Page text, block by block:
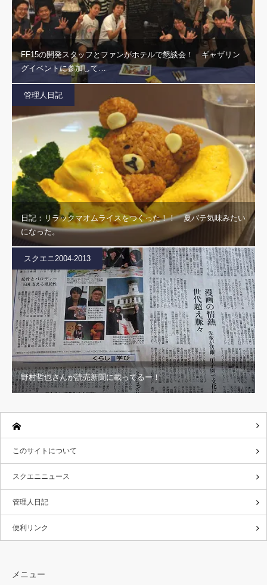
FF15の開発スタッフとファンがホテルで懇談会！ ギャザリン
グイベントに参加して…
管理人日記
日記：リラックマオムライスをつくった！！ 夏バテ気味みたい
になった。
スクエニ2004-2013
野村哲也さんが読売新聞に載ってるー！
このサイトについて
スクエニニュース
管理人日記
便利リンク
メニュー